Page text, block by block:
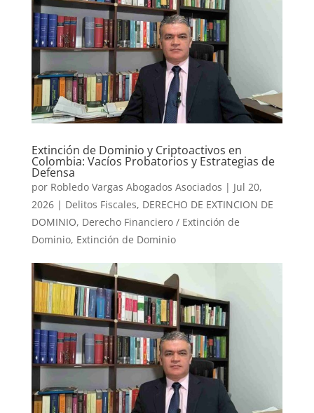
Extinción de Dominio y Criptoactivos en
Colombia: Vacíos Probatorios y Estrategias de
Defensa
por Robledo Vargas Abogados Asociados | Jul 20,
2026| Delitos Fiscales, DERECHO DE EXTINCION DE
DOMINIO, Derecho Financiero / Extinción de
Dominio, Extinción de Dominio